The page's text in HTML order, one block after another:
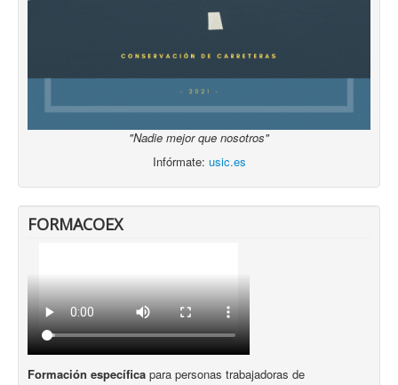
"Nadie mejor que nosotros"
Infórmate: usic.es
FORMACOEX
Formación específica para personas trabajadoras de